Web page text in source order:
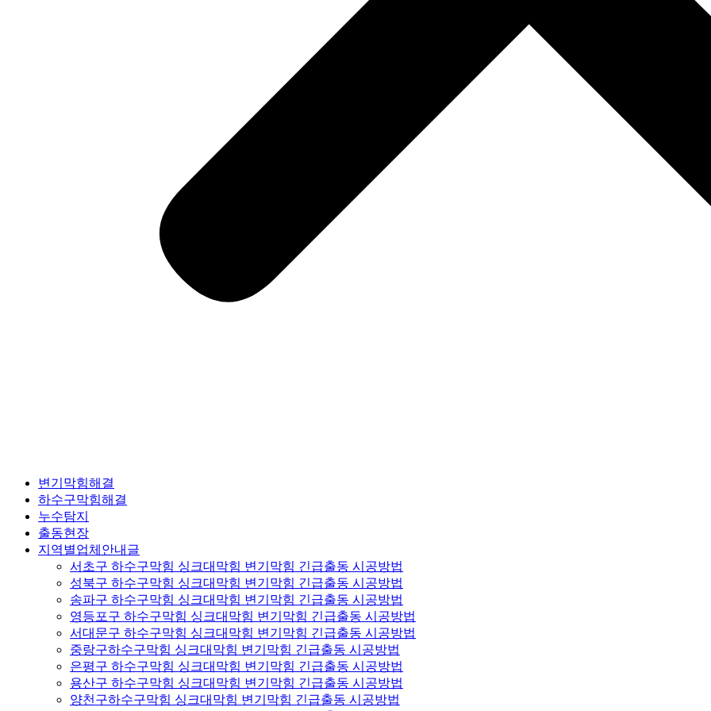
변기막힘해결
하수구막힘해결
누수탐지
출동현장
지역별업체안내글
서초구 하수구막힘 싱크대막힘 변기막힘 긴급출동 시공방법
성북구 하수구막힘 싱크대막힘 변기막힘 긴급출동 시공방법
송파구 하수구막힘 싱크대막힘 변기막힘 긴급출동 시공방법
영등포구 하수구막힘 싱크대막힘 변기막힘 긴급출동 시공방법
서대문구 하수구막힘 싱크대막힘 변기막힘 긴급출동 시공방법
중랑구하수구막힘 싱크대막힘 변기막힘 긴급출동 시공방법
은평구 하수구막힘 싱크대막힘 변기막힘 긴급출동 시공방법
용산구 하수구막힘 싱크대막힘 변기막힘 긴급출동 시공방법
양천구하수구막힘 싱크대막힘 변기막힘 긴급출동 시공방법